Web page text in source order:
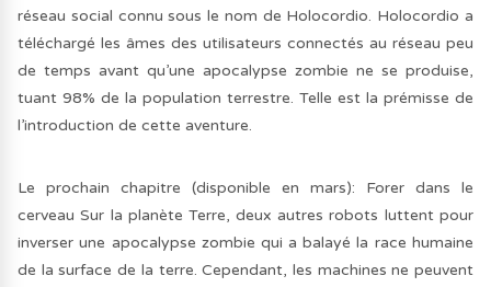
réseau social connu sous le nom de Holocordio. Holocordio a
téléchargé les âmes des utilisateurs connectés au réseau peu
de temps avant qu’une apocalypse zombie ne se produise,
tuant 98% de la population terrestre. Telle est la prémisse de
l’introduction de cette aventure.
Le prochain chapitre (disponible en mars): Forer dans le
cerveau Sur la planète Terre, deux autres robots luttent pour
inverser une apocalypse zombie qui a balayé la race humaine
de la surface de la terre. Cependant, les machines ne peuvent